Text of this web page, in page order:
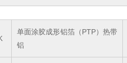
单面涂胶成形铝箔（PTP）热带
铝